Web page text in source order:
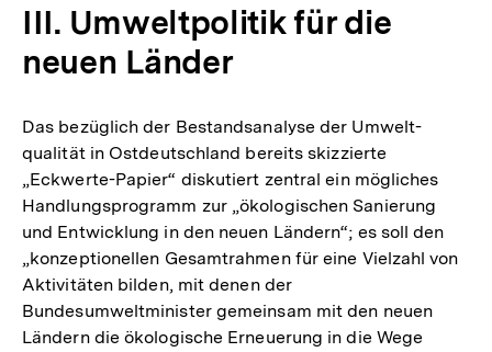
III. Umweltpolitik für die
neuen Länder
Das bezüglich der Bestandsanalyse der Umwelt-
qualität in Ostdeutschland bereits skizzierte
„Eckwerte-Papier“ diskutiert zentral ein mögliches
Handlungsprogramm zur „ökologischen Sanierung
und Entwicklung in den neuen Ländern“; es soll den
„konzeptionellen Gesamtrahmen für eine Vielzahl von
Aktivitäten bilden, mit denen der
Bundesumweltminister gemeinsam mit den neuen
Ländern die ökologische Erneuerung in die Wege